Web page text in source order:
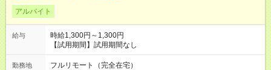
アルバイト
給与
時給1,300円～1,300円
【試用期間】試用期間なし
勤務地
フルリモート（完全在宅）